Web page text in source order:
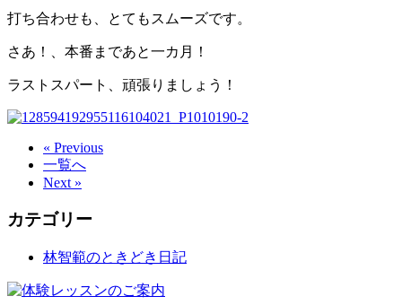
打ち合わせも、とてもスムーズです。
さあ！、本番まであと一カ月！
ラストスパート、頑張りましょう！
« Previous
一覧へ
Next »
カテゴリー
林智範のときどき日記